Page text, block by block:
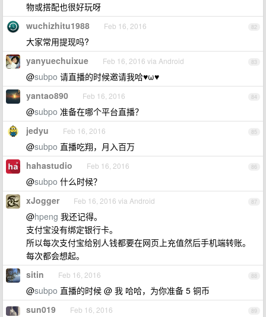
物或搭配也很好玩呀
82
wuchizhitu1988 Feb 16, 2016
大家常用提现吗?
83
yanyuechuixue Feb 16, 2016 via Android
@subpo 请直播的时候邀请我哈♥ω♥
84
yantao890 Feb 16, 2016
@subpo 准备在哪个平台直播？
85
jedyu Feb 16, 2016
@subpo 直播吃翔，月入百万
86
hahastudio Feb 16, 2016
@subpo 什么时候？
87
xJogger Feb 16, 2016 via Android
@hpeng 我还记得。
支付宝没有绑定银行卡。
所以每次支付宝给别人钱都要在网页上充值然后手机端转账。
每次都会想起。
88
sitin Feb 16, 2016
@subpo 直播的时候 @ 我 哈哈，为你准备 5 铜币
89
sun019 Feb 16, 2016